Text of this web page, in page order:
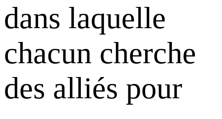
dans laquelle
chacun cherche
des alliés pour